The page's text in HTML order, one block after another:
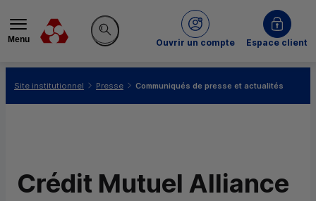
Menu
Rechercher sur le site
Ouvrir un compte
du Crédit MutuelEspace client
Site institutionnel Presse Communiqués de presse et actualités
Crédit Mutuel Alliance